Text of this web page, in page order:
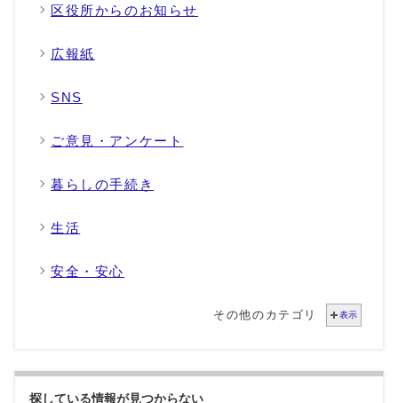
区役所からのお知らせ
広報紙
SNS
ご意見・アンケート
暮らしの手続き
生活
安全・安心
その他のカテゴリ 表示
探している情報が見つからない